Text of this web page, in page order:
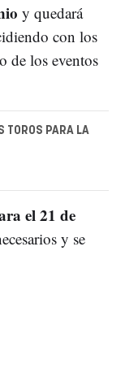
y quedará
con los
de los eventos
TOROS PARA LA
el 21 de
y se